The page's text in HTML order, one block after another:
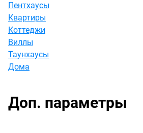
Пентхаусы
Квартиры
Коттеджи
Виллы
Таунхаусы
Дома
Доп. параметры